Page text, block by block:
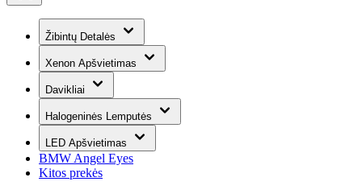
Žibintų Detalės
Xenon Apšvietimas
Davikliai
Halogeninės Lemputės
LED Apšvietimas
BMW Angel Eyes
Kitos prekės